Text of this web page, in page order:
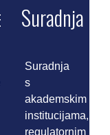
Suradnja
Suradnja
s
akademskim
institucijama,
regulatornim